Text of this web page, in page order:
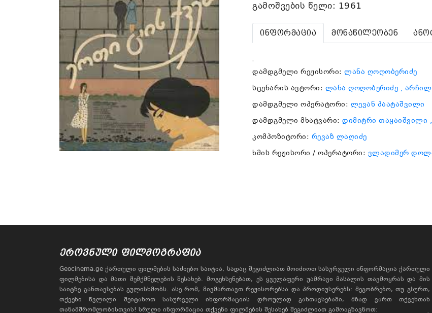
გამოშვების წელი: 1961
ინფორმაცია მონაწილეობენ
.
დამდგმელი რეჟისორი: ლანა ღოღობერიძე
სცენარის ავტორი: ლანა ღოღობერიძე
,
დამდგმელი ოპერატორი: ლევან პაატაშვილი
დამდგმელი მხატვარი: დიმიტრი თაყაიშვილი
კომპოზიტორი: რევაზ ლაღიძე
ხმის რეჟისორი / ოპერატორი: ვლადიმერ
ᲔᲠᲝᲕᲜᲣᲚᲘ ᲤᲘᲚᲛᲝᲒᲠᲐᲤᲘᲐ
Geocinema.ge ქართული ფილმების საძიებო საიტია, სადაც შეგიძლიათ მოიძიოთ სასურველი ინფორმაცია ქართული
ფილმებისა და მათი შემქმნელების შესახებ. მოგეხსენებათ, ეს ყველაფერი უამრავი მასალის თავმოყრას და მის
საიტზე განთავსებას გულისხმობს. ასე რომ, მივმართავთ რეჟისორებსა და პროდიუსერებს: მეგობრებო, თუ გსურთ,
თქვენი წვლილი შეიტანოთ სასურველი ინფორმაციის დროულად განთავსებაში, მზად ვართ თქვენთან
თანამშრომლობისთვის! სრული ინფორმაცია თქვენი ფილმების შესახებ შეგიძლიათ გამოაგზავნოთ: